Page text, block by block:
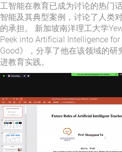
工智能在教育已成为讨论的热门
智能及其典型案例，讨论了人类
的承担。 新加坡南洋理工大学
Peek into Artificial Intelligence
Good》，分享了他在该领域的
进教育实践。